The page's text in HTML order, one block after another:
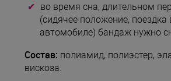
во время сна, длительном
(сидячее положение, поездка
автомобиле) бандаж нужно
Состав: полиамид, полиэстер,
вискоза.